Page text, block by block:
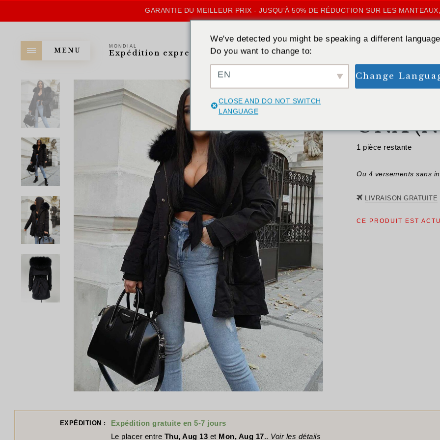
GARANTIE DU MEILLEUR PRIX - JUSQU'À 50% DE RÉDUCTION SUR LES
MENU
MONDIAL
Expédition express
RETOUR
UNA
1 pièce restante
Ou 4 versements sans
LIVRAISON GRATUITE
CE PRODUIT EST
EXPÉDITION :
Expédition gratuite en 5-7 jours
Le placer entre Thu, Aug 13 et Mon, Aug 17.. Voir les détails
We've detected you might be speaking a different
Do you want to change to:
EN Change
CLOSE AND DO NOT SWITCH
LANGUAGE